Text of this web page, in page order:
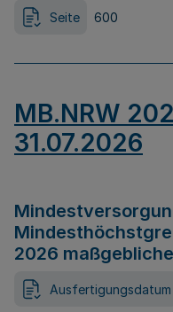
Seite 600
MB.NRW
31.07.2026
2026
Ausfertigungsdatum